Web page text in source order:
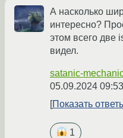
А насколько
интересно?
этом всего две
видел.
satanic-
05.09.2024
Показать
1